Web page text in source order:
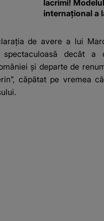
lacrimi! Modelul
internațional a
o boală gravă
de avere a lui
decât a
și departe de
căpătat pe vremea